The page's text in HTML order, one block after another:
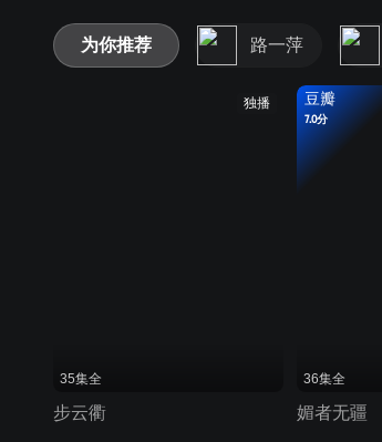
为你推荐 路一萍
独播
35集全
步云衢
豆瓣
7.0分
36集全
媚者无疆